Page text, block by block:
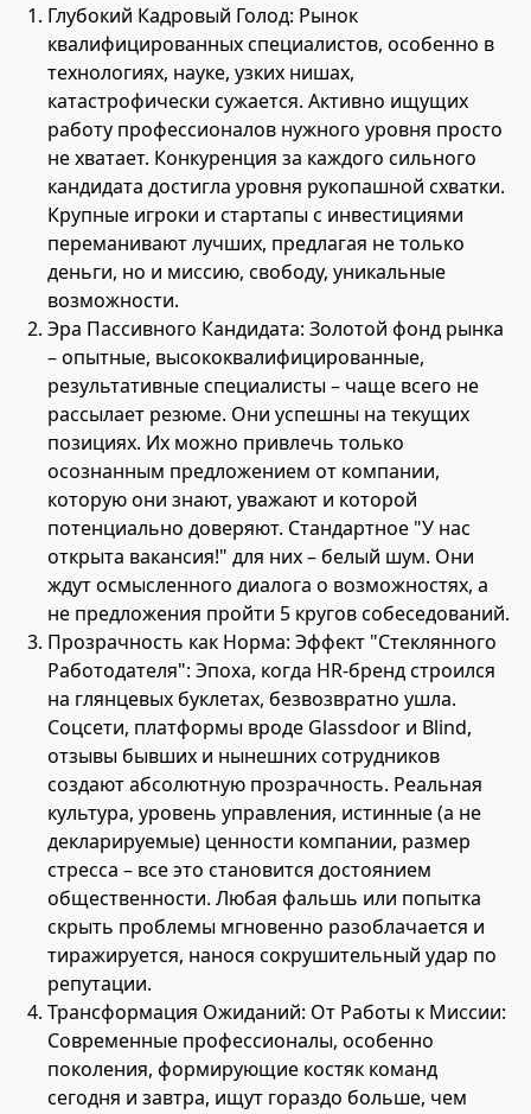
Глубокий Кадровый Голод: Рынок
квалифицированных специалистов, особенно в
технологиях, науке, узких нишах,
катастрофически сужается. Активно ищущих
работу профессионалов нужного уровня просто
не хватает. Конкуренция за каждого сильного
кандидата достигла уровня рукопашной схватки.
Крупные игроки и стартапы с инвестициями
переманивают лучших, предлагая не только
деньги, но и миссию, свободу, уникальные
возможности.
Эра Пассивного Кандидата: Золотой фонд рынка
– опытные, высококвалифицированные,
результативные специалисты – чаще всего не
рассылает резюме. Они успешны на текущих
позициях. Их можно привлечь только
осознанным предложением от компании,
которую они знают, уважают и которой
потенциально доверяют. Стандартное "У нас
открыта вакансия!" для них – белый шум. Они
ждут осмысленного диалога о возможностях, а
не предложения пройти 5 кругов собеседований.
Прозрачность как Норма: Эффект "Стеклянного
Работодателя": Эпоха, когда HR-бренд строился
на глянцевых буклетах, безвозвратно ушла.
Соцсети, платформы вроде Glassdoor и Blind,
отзывы бывших и нынешних сотрудников
создают абсолютную прозрачность. Реальная
культура, уровень управления, истинные (а не
декларируемые) ценности компании, размер
стресса – все это становится достоянием
общественности. Любая фальшь или попытка
скрыть проблемы мгновенно разоблачается и
тиражируется, нанося сокрушительный удар по
репутации.
Трансформация Ожиданий: От Работы к Миссии:
Современные профессионалы, особенно
поколения, формирующие костяк команд
сегодня и завтра, ищут гораздо больше, чем